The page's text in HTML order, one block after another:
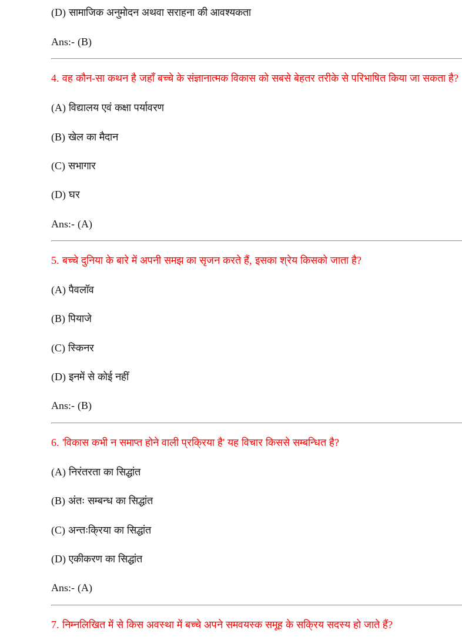
(D) सामाजिक अनुमोदन अथवा सराहना की आवश्यकता
Ans:- (B)
4. वह कौन-सा कथन है जहाँ बच्चे के संज्ञानात्मक विकास को सबसे बेहतर तरीके से परिभाषित किया जा सकता है?
(A) विद्यालय एवं कक्षा पर्यावरण
(B) खेल का मैदान
(C) सभागार
(D) घर
Ans:- (A)
5. बच्चे दुनिया के बारे में अपनी समझ का सृजन करते हैं, इसका श्रेय किसको जाता है?
(A) पैवलॉव
(B) पियाजे
(C) स्किनर
(D) इनमें से कोई नहीं
Ans:- (B)
6. 'विकास कभी न समाप्त होने वाली प्रक्रिया है' यह विचार किससे सम्बन्धित है?
(A) निरंतरता का सिद्धांत
(B) अंतः सम्बन्ध का सिद्धांत
(C) अन्तःक्रिया का सिद्धांत
(D) एकीकरण का सिद्धांत
Ans:- (A)
7. निम्नलिखित में से किस अवस्था में बच्चे अपने समवयस्क समूह के सक्रिय सदस्य हो जाते हैं?